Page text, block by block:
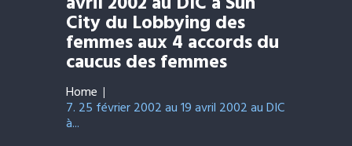
City du Lobbying des
femmes aux 4 accords du
caucus des femmes
Home
7. 25 février 2002 au 19 avril 2002 au DIC
à...
Collections numériques
d’archives
Documents d’archives
Interview orale du projet
d’histoire des femmes
congolaises